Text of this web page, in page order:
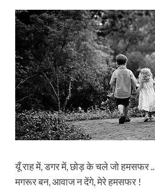
यूँ राह में, डगर में, छोड़ के चले जो हमसफर ..
मगरूर बन, आवाज न देंगे, मेरे हमसफर !